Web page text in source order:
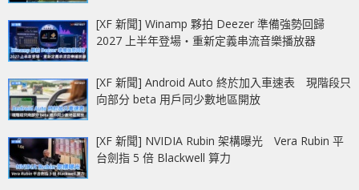
[XF 新聞] Winamp 夥拍 Deezer 準備強勢回歸
2027 上半年登場‧重新定義串流音樂播放器
[XF 新聞] Android Auto 終於加入車速表 現階段只
向部分 beta 用戶同少數地區開放
[XF 新聞] NVIDIA Rubin 架構曝光 Vera Rubin 平
台劍指 5 倍 Blackwell 算力